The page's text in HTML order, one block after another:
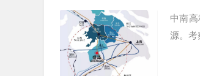
中南
源。考